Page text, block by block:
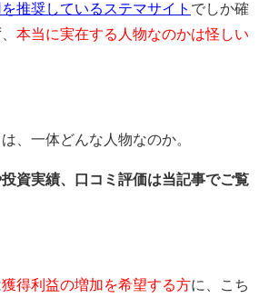
推奨しているステマサイト でしか確
本当に実在する人物なのかは怪しい
、一体どんな人物なのか。
資実績、口コミ評価は当記事でご覧
獲得利益の増加を希望する方に、こち